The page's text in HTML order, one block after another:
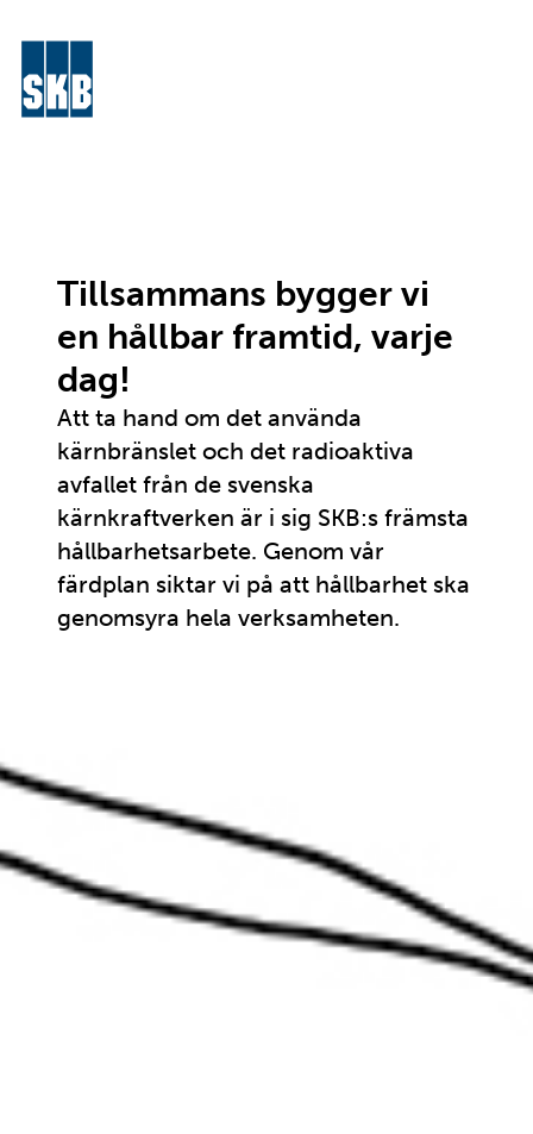
Tillsammans bygger vi
en hållbar framtid, varje
dag!
Att ta hand om det använda
kärnbränslet och det radioaktiva
avfallet från de svenska
kärnkraftverken är i sig SKB:s främsta
hållbarhetsarbete. Genom vår
färdplan siktar vi på att hållbarhet ska
genomsyra hela verksamheten.